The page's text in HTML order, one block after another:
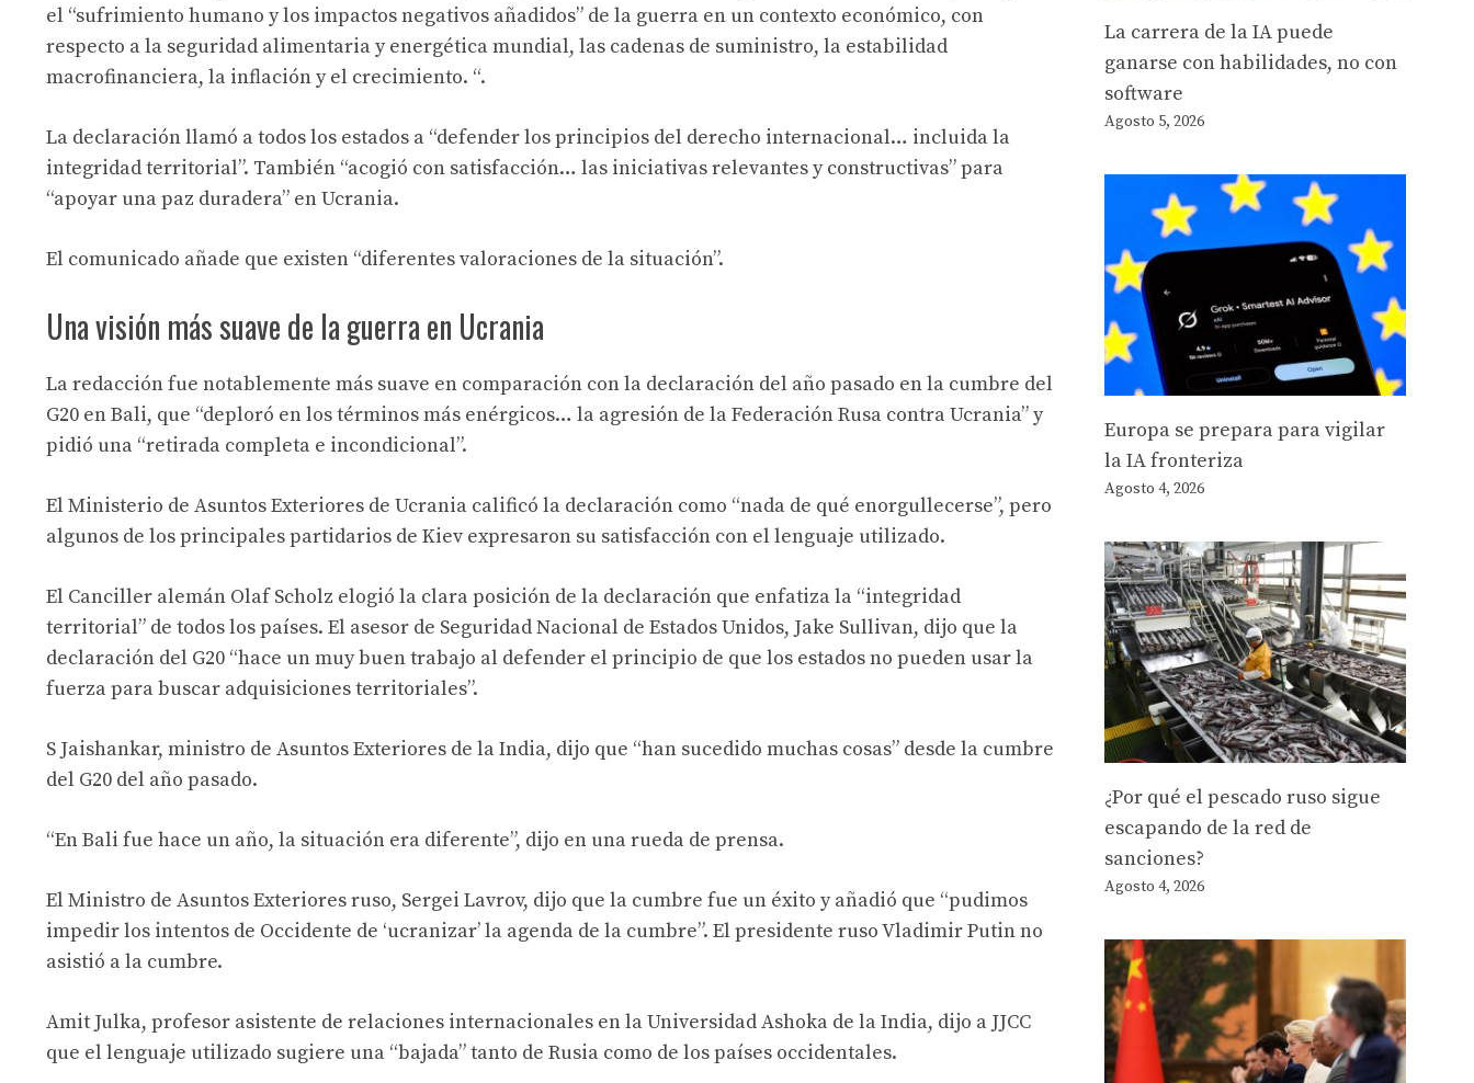
el “sufrimiento humano y los impactos negativos añadidos” de la guerra en un contexto económico, con
respecto a la seguridad alimentaria y energética mundial, las cadenas de suministro, la estabilidad
macrofinanciera, la inflación y el crecimiento. “.
La declaración llamó a todos los estados a “defender los principios del derecho internacional… incluida la
integridad territorial”. También “acogió con satisfacción… las iniciativas relevantes y constructivas” para
“apoyar una paz duradera” en Ucrania.
El comunicado añade que existen “diferentes valoraciones de la situación”.
Una visión más suave de la guerra en Ucrania
La redacción fue notablemente más suave en comparación con la declaración del año pasado en la cumbre del
G20 en Bali, que “deploró en los términos más enérgicos… la agresión de la Federación Rusa contra Ucrania” y
pidió una “retirada completa e incondicional”.
El Ministerio de Asuntos Exteriores de Ucrania calificó la declaración como “nada de qué enorgullecerse”, pero
algunos de los principales partidarios de Kiev expresaron su satisfacción con el lenguaje utilizado.
El Canciller alemán Olaf Scholz elogió la clara posición de la declaración que enfatiza la “integridad
territorial” de todos los países. El asesor de Seguridad Nacional de Estados Unidos, Jake Sullivan, dijo que la
declaración del G20 “hace un muy buen trabajo al defender el principio de que los estados no pueden usar la
fuerza para buscar adquisiciones territoriales”.
S Jaishankar, ministro de Asuntos Exteriores de la India, dijo que “han sucedido muchas cosas” desde la cumbre
del G20 del año pasado.
“En Bali fue hace un año, la situación era diferente”, dijo en una rueda de prensa.
El Ministro de Asuntos Exteriores ruso, Sergei Lavrov, dijo que la cumbre fue un éxito y añadió que “pudimos
impedir los intentos de Occidente de ‘ucranizar’ la agenda de la cumbre”. El presidente ruso Vladimir Putin no
asistió a la cumbre.
Amit Julka, profesor asistente de relaciones internacionales en la Universidad Ashoka de la India, dijo a JJCC
que el lenguaje utilizado sugiere una “bajada” tanto de Rusia como de los países occidentales.
La carrera de la IA puede
ganarse con habilidades, no con
software
Agosto 5, 2026
Europa se prepara para vigilar
la IA fronteriza
Agosto 4, 2026
¿Por qué el pescado ruso sigue
escapando de la red de
sanciones?
Agosto 4, 2026